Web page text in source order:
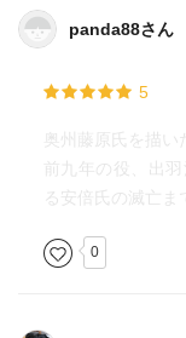
が、斐伊を本拠
いわれた。陸奥
たか。物部の祭
大國主とて元は「
安倍の祖先は安
後まで戦った近
panda88さん
5
奥州藤原氏を描い
前九年の役、出
る安倍氏の滅亡ま
0